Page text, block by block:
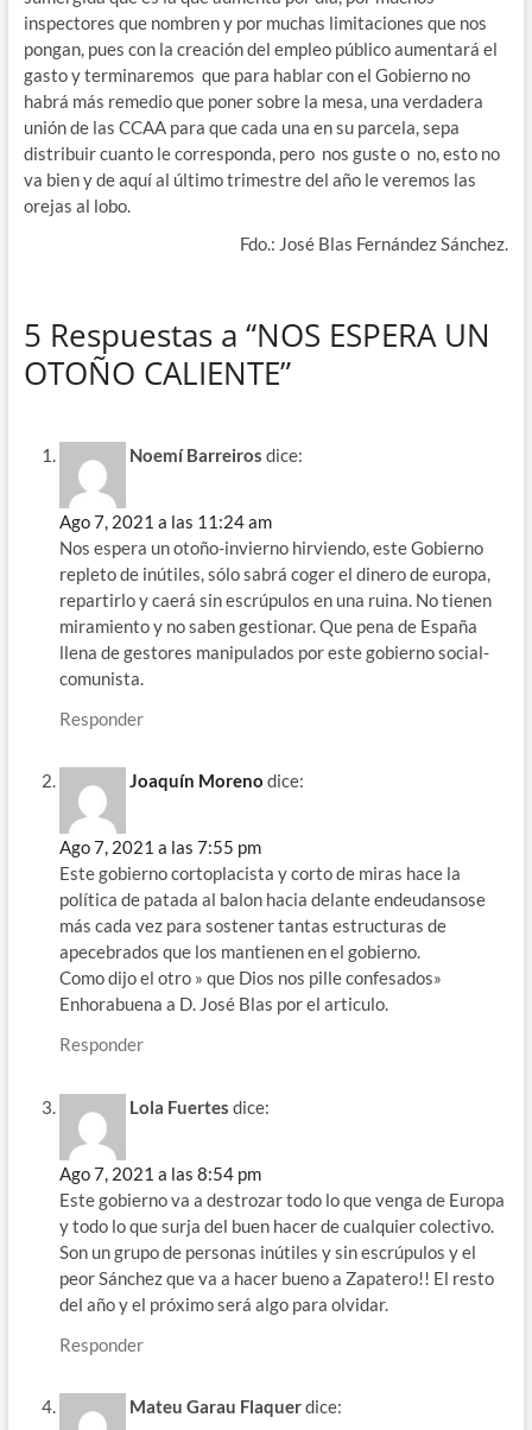
inspectores que nombren y por muchas limitaciones que nos
pongan, pues con la creación del empleo público aumentará el
gasto y terminaremos que para hablar con el Gobierno no
habrá más remedio que poner sobre la mesa, una verdadera
unión de las CCAA para que cada una en su parcela, sepa
distribuir cuanto le corresponda, pero nos guste o no, esto no
va bien y de aquí al último trimestre del año le veremos las
orejas al lobo.
Fdo.: José Blas Fernández Sánchez.
5 Respuestas a “NOS ESPERA UN
OTOÑO CALIENTE”
Noemí Barreiros dice:
Ago 7, 2021 a las 11:24 am
Nos espera un otoño-invierno hirviendo, este Gobierno
repleto de inútiles, sólo sabrá coger el dinero de europa,
repartirlo y caerá sin escrúpulos en una ruina. No tienen
miramiento y no saben gestionar. Que pena de España
llena de gestores manipulados por este gobierno social-
comunista.
Responder
Joaquín Moreno dice:
Ago 7, 2021 a las 7:55 pm
Este gobierno cortoplacista y corto de miras hace la
política de patada al balon hacia delante endeudansose
más cada vez para sostener tantas estructuras de
apecebrados que los mantienen en el gobierno.
Como dijo el otro » que Dios nos pille confesados»
Enhorabuena a D. José Blas por el articulo.
Responder
Lola Fuertes dice:
Ago 7, 2021 a las 8:54 pm
Este gobierno va a destrozar todo lo que venga de Europa
y todo lo que surja del buen hacer de cualquier colectivo.
Son un grupo de personas inútiles y sin escrúpulos y el
peor Sánchez que va a hacer bueno a Zapatero!! El resto
del año y el próximo será algo para olvidar.
Responder
Mateu Garau Flaquerdice: